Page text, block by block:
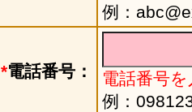
例：
*電話番号：
電話番号
例：